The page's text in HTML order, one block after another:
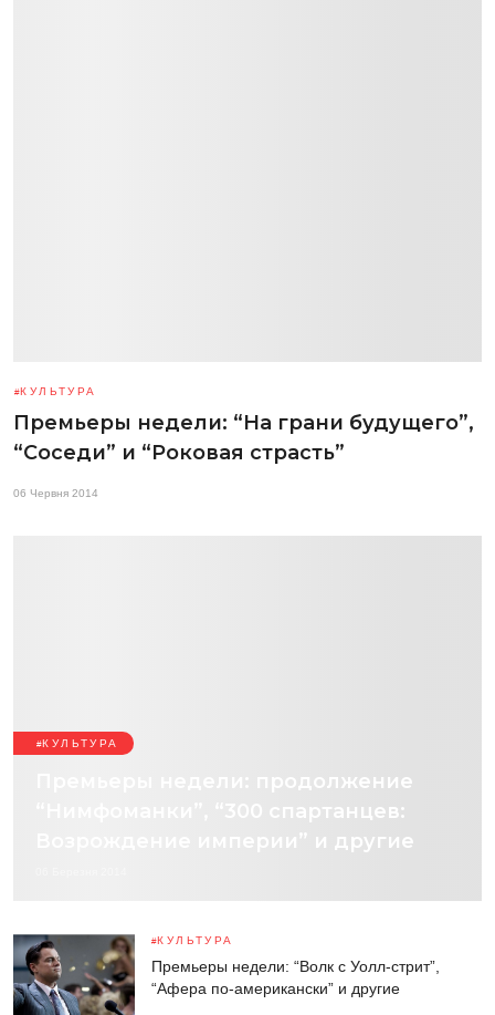
КУЛЬТУРА
Премьеры недели: “На грани будущего”,
“Соседи” и “Роковая страсть”
06 Червня 2014
КУЛЬТУРА
Премьеры недели: продолжение
“Нимфоманки”, “300 спартанцев:
Возрождение империи” и другие
КУЛЬТУРА
Премьеры недели: “Волк с Уолл-стрит”,
“Афера по-американски” и другие